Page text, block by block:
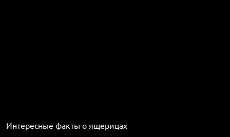
Интересные факты о ящерицах